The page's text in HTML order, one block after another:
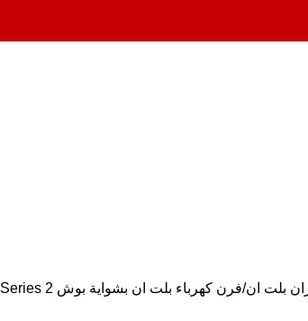
بلت ان فرن كهرباء بلت ان بشواية بوش Series 2، مقاس 60 سم، 66 لتر، اسود – HBF011BA1